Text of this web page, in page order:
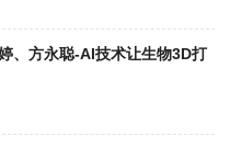
、方永聪-AI技术让生物3D打